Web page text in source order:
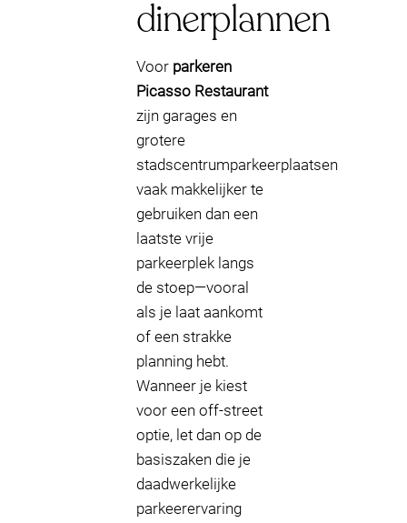
dinerplannen
Voor parkeren
Picasso Restaurant
zijn garages en
grotere
stadscentrumparkeerplaatsen
vaak makkelijker te
gebruiken dan een
laatste vrije
parkeerplek langs
de stoep—vooral
als je laat aankomt
of een strakke
planning hebt.
Wanneer je kiest
voor een off-street
optie, let dan op de
basiszaken die je
daadwerkelijke
parkeerervaring